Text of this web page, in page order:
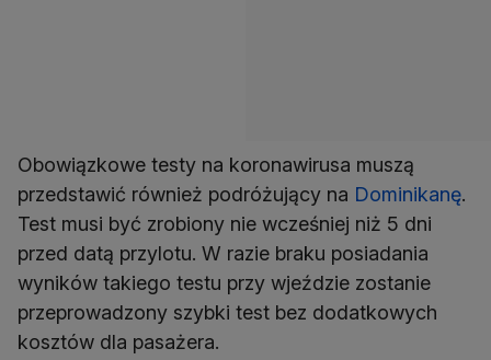
Obowiązkowe testy na koronawirusa muszą
przedstawić również podróżujący na Dominikanę.
Test musi być zrobiony nie wcześniej niż 5 dni
przed datą przylotu. W razie braku posiadania
wyników takiego testu przy wjeździe zostanie
przeprowadzony szybki test bez dodatkowych
kosztów dla pasażera.